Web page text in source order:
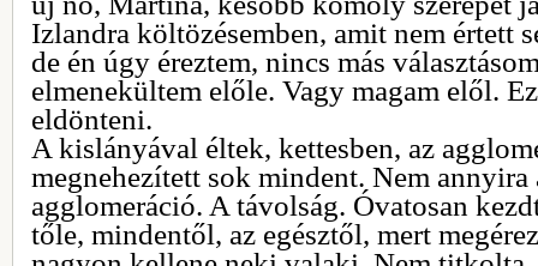
Izlandra költözésemben, amit nem értett
de én úgy éreztem, nincs más
elmenekültem előle. Vagy magam elől.
eldönteni.
A kislányával éltek, kettesben, az
megnehezített sok mindent. Nem
agglomeráció. A távolság. Óvatosan
tőle, mindentől, az egésztől, mert